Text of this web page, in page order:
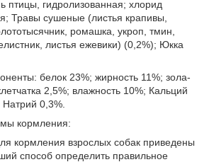
птицы, гидролизованная; хлорид
Травы сушеные (листья крапивы,
ромашка, укроп, тмин,
листья ежевики) (0,2%); Юкка
белок 23%; жирность 11%; зола-
2,5%; влажность 10%; Кальций
0,3%.
кормления:
кормления взрослых собак приведены
способ определить правильное